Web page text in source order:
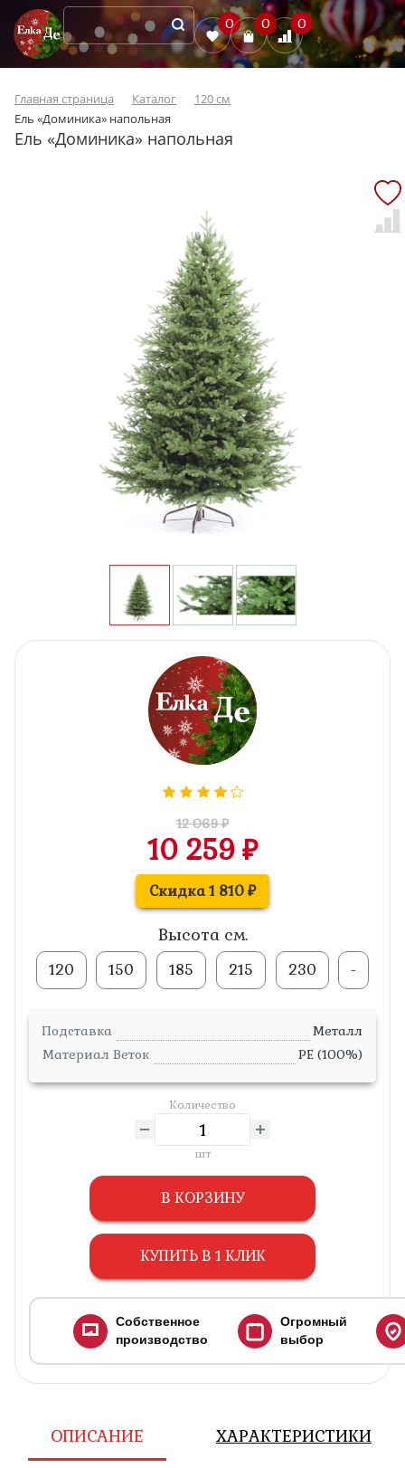
0 0 0
Главная страница Каталог
120 см
Ель «Доминика» напольная
Ель «Доминика» напольная
12 069 ₽
10 259 ₽
Скидка 1 810 ₽
Высота см.
120 150 185 215 230 -
Подставка
Металл
Материал Веток
PE (100%)
Количество
шт
В КОРЗИНУ
КУПИТЬ В 1 КЛИК
Собственное
производство
Огромный
выбор
ОПИСАНИЕ ХАРАКТЕРИСТИКИ